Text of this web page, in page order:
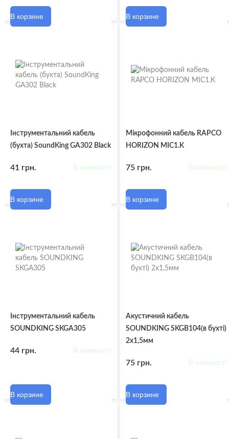
В корзине В корзине
Інструментальний кабель
(бухта) SoundKing GA302 Black
41 грн. В наявності
В корзине
Мікрофонний кабель RAPCO
HORIZON MIC1.K
75 грн. В наявності
В корзине
Інструментальний кабель
SOUNDKING SKGA305
44 грн. В наявності
В корзине
Акустичний кабель
SOUNDKING SKGB104(в бухті)
2х1,5мм
75 грн. В наявності
В корзине